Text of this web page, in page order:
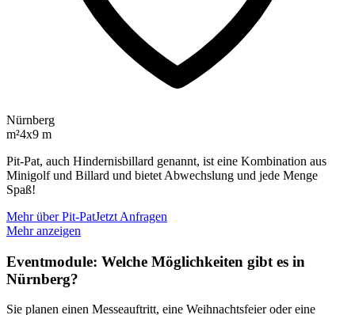
Nürnberg
m²4x9 m
Pit-Pat, auch Hindernisbillard genannt, ist eine Kombination aus
Minigolf und Billard und bietet Abwechslung und jede Menge
Spaß!
Mehr über Pit-PatJetzt Anfragen
Mehr anzeigen
Eventmodule: Welche Möglichkeiten gibt es in
Nürnberg?
Sie planen einen Messeauftritt, eine Weihnachtsfeier oder eine